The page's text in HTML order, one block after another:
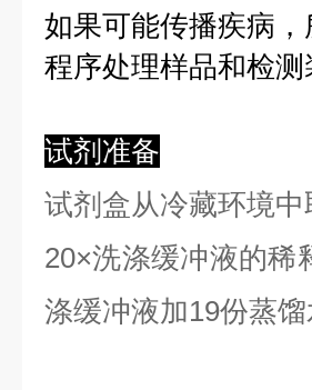
如果可能传播疾病
程序处理样品和检测
试剂准备
试剂盒从冷藏环境
20×洗涤缓冲液的稀
涤缓冲液加19份蒸馏